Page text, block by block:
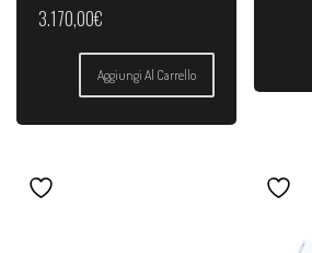
3.170,00€
Aggiungi Al Carrello